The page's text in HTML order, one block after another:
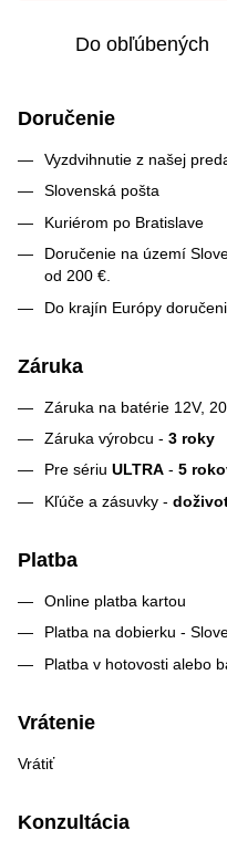
Do obľúbených
Doručenie
Vyzdvihnutie z našej
Slovenská pošta
Kuriérom po Bratislave
Doručenie na území
od 200 €.
Do krajín Európy
Záruka
Záruka na batérie 12V,
Záruka výrobcu - 3 roky
Pre sériu ULTRA - 5
Kľúče a zásuvky -
Platba
Online platba kartou
Platba na dobierku -
Platba v hotovosti alebo
Vrátenie
Vrátiť
Konzultácia